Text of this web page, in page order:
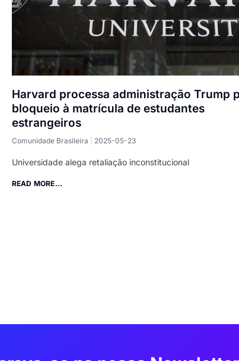
Harvard processa administração Trump
bloqueio à matrícula de estudantes
estrangeiros
Comunidade Brasileira 2025-05-23
Universidade alega retaliação inconstitucional
READ MORE...